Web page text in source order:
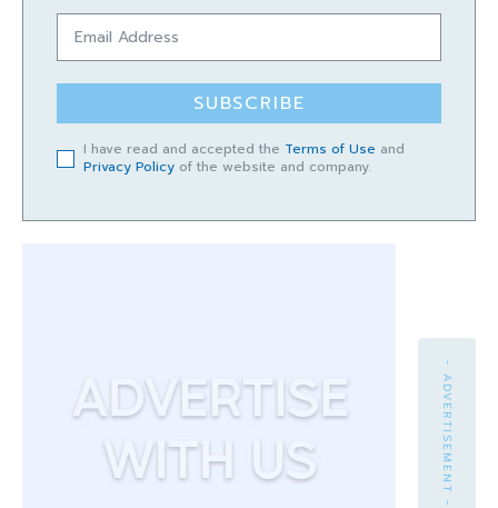
SUBSCRIBE
I have read and accepted the Terms of Use and
Privacy Policy of the website and company.
- ADVERTISEMENT -